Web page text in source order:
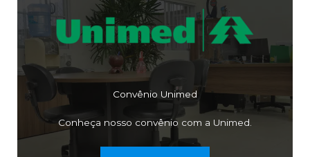
Convênio Unimed
Conheça nosso convênio com a Unimed.